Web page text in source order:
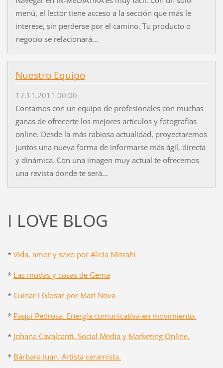
menú, el lector tiene acceso a la sección que más le
interese, sin perderse por el camino. Tu producto o
negocio se relacionará...
Nuestro Equipo
17.11.2011 00:00
Contamos con un equipo de profesionales con muchas
ganas de ofrecerte los mejores artículos y fotografías
online. Desde la más rabiosa actualidad, proyectaremos
juntos una nueva forma de informarse más ágil, directa
y dinámica. Con una imagen muy actual te ofrecemos
una revista donde te será...
I LOVE BLOG
* Vida, amor y sexo por Alicia Misrahi
* Las modas y cosas de Gema
* Cuinar i Glosar por Mari Nova
* Paqui Pedrosa. Energía comunicativa en movimiento.
* Johana Cavalcanti. Social Media y Marketing Online.
* Bárbara Juan. Artista ceramista.